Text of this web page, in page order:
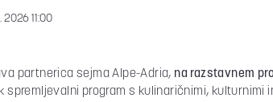
11:00
partnerica sejma Alpe-Adria, na razstavnem
spremljevalni program s kulinaričnimi, kulturnimi